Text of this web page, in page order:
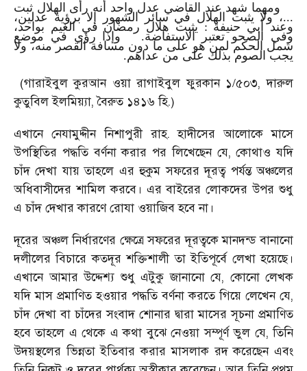
ومهما شهد عند القاضي عدل واحد أنه رأى الهلال ثبت
...، ولا يثبت الهلال في سائر الشهور إلا برؤية عدلين،
وعند أبي حنيفة : يثبت هلال رمضان في الغيم بواحد،
وفي الصحو تعتبر الاستفاضة. وإذا رؤي في موضع
شمل الحكم لمن هو على ما دون مسافة القصر منه، ولا
يجب الصوم بذلك على من عداهم.
(গারাইবুল কুরআন ওয়া রাগাইবুল ফুরকান ১/৫০৩, দারুল
কুতুবিল ইলমিয়্যা, বৈরুত ১৪১৬ হি.)
এখানে নেযামুদ্দীন নিশাপুরী রাহ. হাদীসের আলোকে মাসে
উপস্থিতির পদ্ধতি বর্ণনা করার পর লিখেছেন যে, কোথাও যদি
চাঁদ দেখা যায় তাহলে এর হুকুম সফরের দূরত্ব পর্যন্ত অঞ্চলের
অধিবাসীদের শামিল করবে। এর বাইরের লোকদের উপর শুধু
এ চাঁদ দেখার কারণে রোযা ওয়াজিব হবে না।
দূরের অঞ্চল নির্ধারণের ক্ষেত্রে সফরের দূরত্বকে মানদন্ড বানানো
দলীলের বিচারে কতদূর শক্তিশালী তা ইতিপূর্বে লেখা হয়েছে।
এখানে আমার উদ্দেশ্য শুধু এটুকু জানানো যে, কোনো লেখক
যদি মাস প্রমাণিত হওয়ার পদ্ধতি বর্ণনা করতে গিয়ে লেখেন যে,
চাঁদ দেখা বা চাঁদের সংবাদ শোনার দ্বারা মাসের সূচনা প্রমাণিত
হবে তাহলে এ থেকে এ কথা বুঝে নেওয়া সম্পূর্ণ ভুল যে, তিনি
উদয়স্থলের ভিন্নতা ইতিবার করার মাসলাক রদ করেছেন এবং